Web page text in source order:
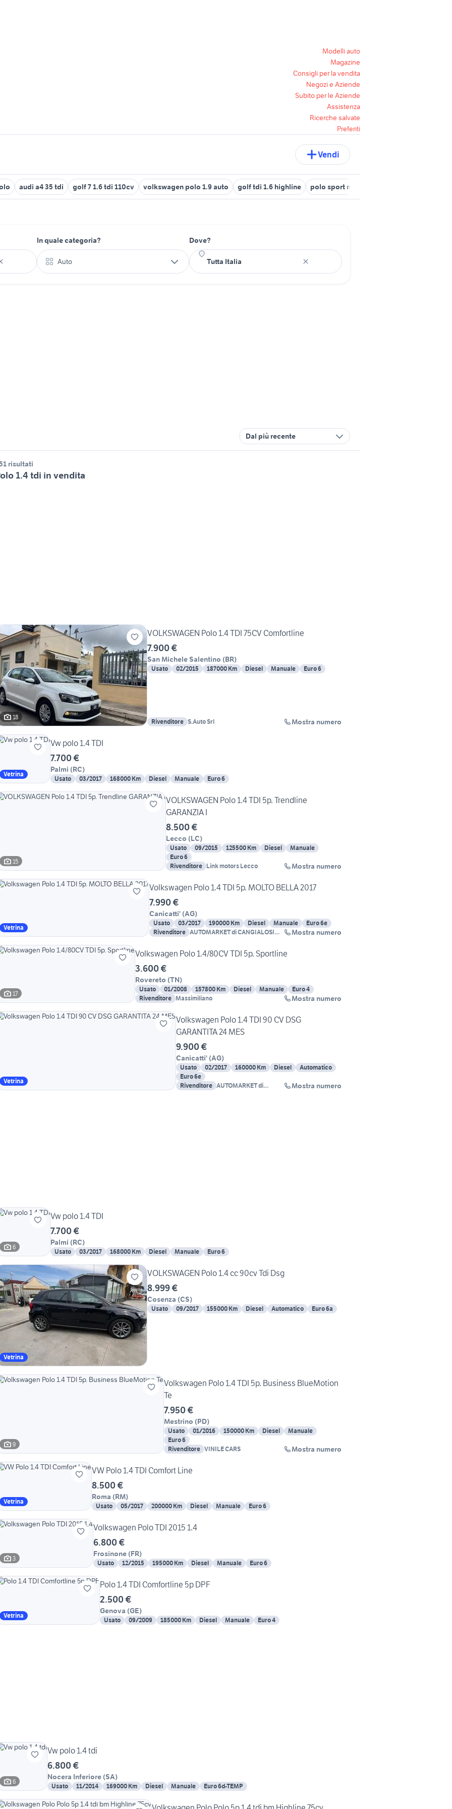
Modelli auto
Magazine
Consigli per la vendita
Negozi e Aziende
Subito per le Aziende
Assistenza
Ricerche salvate
Preferiti
Vendi
audi a4 35 tdi golf 7 1.6 tdi 110cv volkswagen polo 1.9 auto golf tdi 1.6 highline polo sport macchina
In quale categoria?
Auto
Dove?
Dal più recente
risultati
1.4 tdi in vendita
18
VOLKSWAGEN Polo 1.4 TDI 75CV Comfortline
7.900 €
San Michele Salentino (BR)
Usato 02/2015 187000 Km Diesel Manuale Euro 6
Rivenditore S.Auto Srl Mostra numero
Vetrina
Vw polo 1.4 TDI
7.700 €
Palmi (RC)
Usato 03/2017 168000 Km Diesel Manuale Euro 6
15
VOLKSWAGEN Polo 1.4 TDI 5p. Trendline
GARANZIA I
8.500 €
Lecco (LC)
Usato 09/2015 125500 Km Diesel
Manuale
Euro 6
Rivenditore Link motors Lecco Mostra numero
Vetrina
Volkswagen Polo 1.4 TDI 5p. MOLTO BELLA 2017
7.990 €
Canicatti' (AG)
Usato 03/2017 190000 Km Diesel Manuale
Euro 6e
Rivenditore AUTOMARKET di CANGIALOSI
Mostra numero
17
Volkswagen Polo 1.4/80CV TDI 5p. Sportline
3.600 €
Rovereto (TN)
Usato 01/2008 157800 Km Diesel Manuale
Euro 4
Rivenditore Massimiliano Mostra numero
Vetrina
Volkswagen Polo 1.4 TDI 90 CV DSG
GARANTITA 24 MES
9.900 €
Canicatti' (AG)
Usato 02/2017 160000 Km Diesel
Automatico
Euro 6e
Rivenditore AUTOMARKET di
Mostra numero
6
Vw polo 1.4 TDI
7.700 €
Palmi (RC)
Usato 03/2017 168000 Km Diesel Manuale Euro 6
Vetrina
VOLKSWAGEN Polo 1.4 cc 90cv Tdi Dsg
8.999 €
Cosenza (CS)
Usato 09/2017 155000 Km Diesel Automatico Euro 6a
9
Volkswagen Polo 1.4 TDI 5p. Business BlueMotion
Te
7.950 €
Mestrino (PD)
Usato 01/2016 150000 Km Diesel
Manuale
Euro 6
Rivenditore VINILE CARS Mostra numero
Vetrina
VW Polo 1.4 TDI Comfort Line
8.500 €
Roma (RM)
Usato 05/2017 200000 Km Diesel Manuale Euro 6
3
Volkswagen Polo TDI 2015 1.4
6.800 €
Frosinone (FR)
Usato 12/2015 195000 Km Diesel Manuale Euro 6
Vetrina
Polo 1.4 TDI Comfortline 5p DPF
2.500 €
Genova (GE)
Usato 09/2009 185000 Km Diesel Manuale Euro 4
6
Vw polo 1.4 tdi
6.800 €
Nocera Inferiore (SA)
Usato 11/2014 169000 Km Diesel Manuale Euro 6d-TEMP